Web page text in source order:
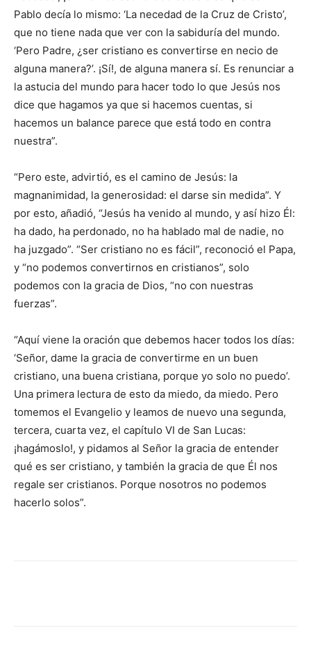
Pablo decía lo mismo: ‘La necedad de la Cruz de Cristo’,
que no tiene nada que ver con la sabiduría del mundo.
‘Pero Padre, ¿ser cristiano es convertirse en necio de
alguna manera?’. ¡Sí!, de alguna manera sí. Es renunciar a
la astucia del mundo para hacer todo lo que Jesús nos
dice que hagamos ya que si hacemos cuentas, si
hacemos un balance parece que está todo en contra
nuestra”.
“Pero este, advirtió, es el camino de Jesús: la
magnanimidad, la generosidad: el darse sin medida”. Y
por esto, añadió, “Jesús ha venido al mundo, y así hizo Él:
ha dado, ha perdonado, no ha hablado mal de nadie, no
ha juzgado”. “Ser cristiano no es fácil”, reconoció el Papa,
y “no podemos convertirnos en cristianos”, solo
podemos con la gracia de Dios, “no con nuestras
fuerzas”.
“Aquí viene la oración que debemos hacer todos los días:
‘Señor, dame la gracia de convertirme en un buen
cristiano, una buena cristiana, porque yo solo no puedo’.
Una primera lectura de esto da miedo, da miedo. Pero
tomemos el Evangelio y leamos de nuevo una segunda,
tercera, cuarta vez, el capítulo VI de San Lucas:
¡hagámoslo!, y pidamos al Señor la gracia de entender
qué es ser cristiano, y también la gracia de que Él nos
regale ser cristianos. Porque nosotros no podemos
hacerlo solos”.